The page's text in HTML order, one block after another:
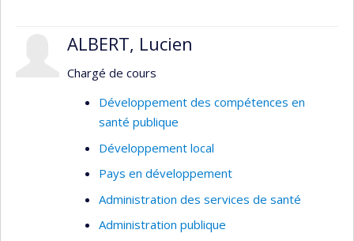
ALBERT, Lucien
Chargé de cours
Développement des compétences en
santé publique
Développement local
Pays en développement
Administration des services de santé
Administration publique